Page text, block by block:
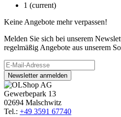
1 (current)
Keine Angebote mehr verpassen!
Melden Sie sich bei unserem
regelmäßig Angebote aus unserem
Newsletter anmelden
Gewerbepark 13
02694 Malschwitz
Tel.: +49 3591 67740